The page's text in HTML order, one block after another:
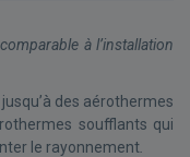
à l’installation
des aérothermes
soufflants qui
le rayonnement